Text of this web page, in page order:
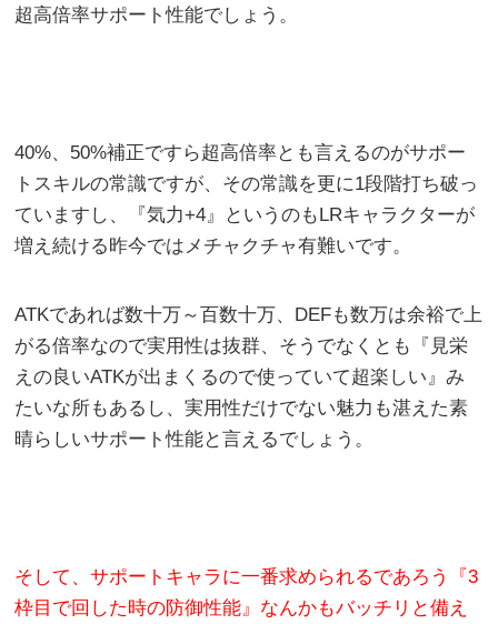
超高倍率サポート性能でしょう。
40%、50%補正ですら超高倍率とも言えるのがサポー
トスキルの常識ですが、その常識を更に1段階打ち破っ
ていますし、『気力+4』というのもLRキャラクターが
増え続ける昨今ではメチャクチャ有難いです。
ATKであれば数十万～百数十万、DEFも数万は余裕で上
がる倍率なので実用性は抜群、そうでなくとも『見栄
えの良いATKが出まくるので使っていて超楽しい』み
たいな所もあるし、実用性だけでない魅力も湛えた素
晴らしいサポート性能と言えるでしょう。
そして、サポートキャラに一番求められるであろう『3
枠目で回した時の防御性能』なんかもバッチリと備え